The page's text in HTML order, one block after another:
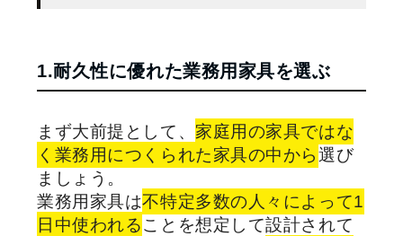
1.耐久性に優れた業務用家具を選ぶ
まず大前提として、 家庭用の家具ではな
く業務用につくられた家具の中から選び
ましょう。
業務用家具は不特定多数の人々によって1
日中使われることを想定して設計されて